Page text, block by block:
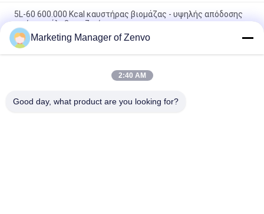
5L-60 600.000 Kcal καυστήρας βιομάζας - υψηλής απόδοσης
φούρνο χάλυβα ρυζιού.
5L-90 Βιομάζα Πελέτ Καυτό φούρνο υψηλής ταχύτητας
Αυτοματοποιημένη τροφοδοσία 83 Θερμική απόδοση
5L-90 Βιομάζα Πελετό καυτό φούρνο υψηλής ταχύτητας
Marketing Manager of Zenvo
2:40 AM
Good day, what product are you looking for?